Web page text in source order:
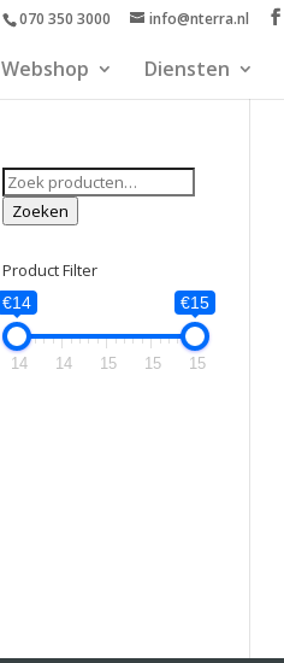
070 350 3000 info@nterra.nl
Webshop Diensten
Zoeken
naar:
Zoeken
Product Filter
€14 €15
14 14 15 15 15